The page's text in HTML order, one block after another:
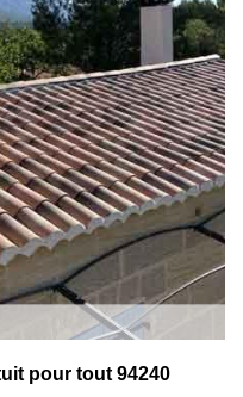
pour tout 94240